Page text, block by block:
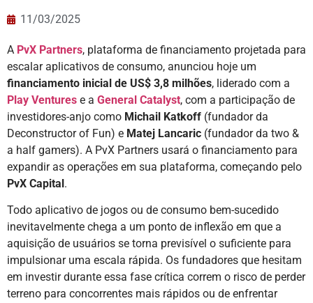
11/03/2025
A PvX Partners, plataforma de financiamento projetada para
escalar aplicativos de consumo, anunciou hoje um
financiamento inicial de US$ 3,8 milhões, liderado com a
Play Ventures e a General Catalyst, com a participação de
investidores-anjo como Michail Katkoff (fundador da
Deconstructor of Fun) e Matej Lancaric (fundador da two &
a half gamers). A PvX Partners usará o financiamento para
expandir as operações em sua plataforma, começando pelo
PvX Capital.
Todo aplicativo de jogos ou de consumo bem-sucedido
inevitavelmente chega a um ponto de inflexão em que a
aquisição de usuários se torna previsível o suficiente para
impulsionar uma escala rápida. Os fundadores que hesitam
em investir durante essa fase crítica correm o risco de perder
terreno para concorrentes mais rápidos ou de enfrentar